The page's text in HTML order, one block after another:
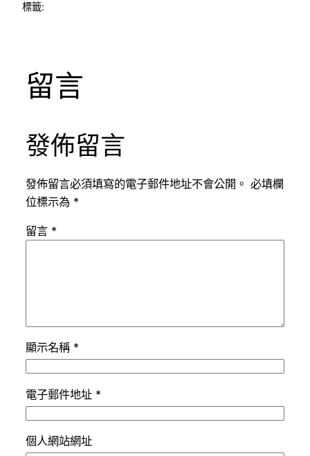
標籤:
留言
發佈留言
發佈留言必須填寫的電子郵件地址不會公開。 必填欄
位標示為 *
留言 *
顯示名稱 *
電子郵件地址 *
個人網站網址